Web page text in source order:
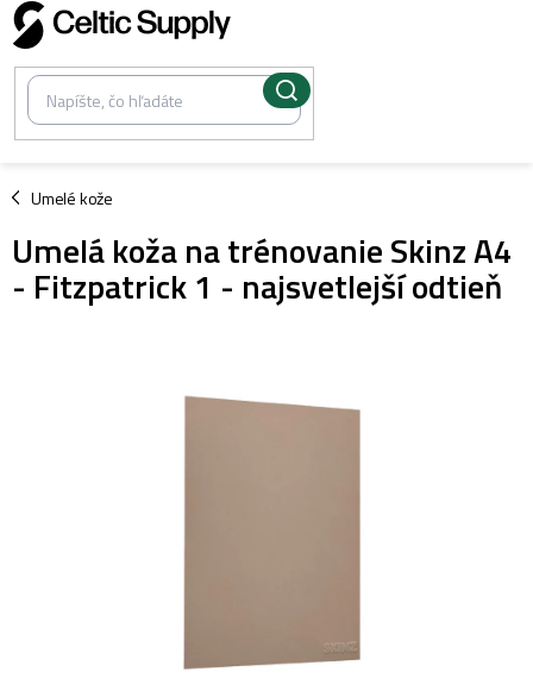
Prejsť
na
obsah
Umelé kože
/
Umelá koža na trénovanie Skinz A4
- Fitzpatrick 1 - najsvetlejší odtieň